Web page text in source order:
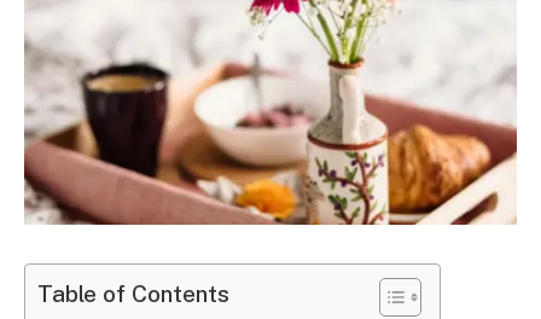
Table of Contents